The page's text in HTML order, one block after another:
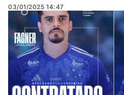
03/01/2025 14:47